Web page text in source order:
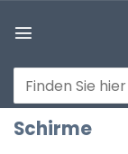
Inhalt
Suchen
nach:
Schirme